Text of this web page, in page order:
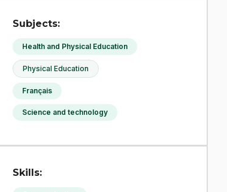
Subjects:
Health and Physical Education
Physical Education
Français
Science and technology
Skills: